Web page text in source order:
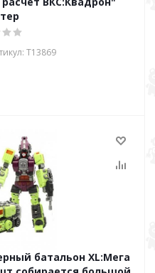
Т13869
батальон XL:Мега